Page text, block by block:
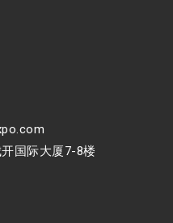
国际大厦7-8楼